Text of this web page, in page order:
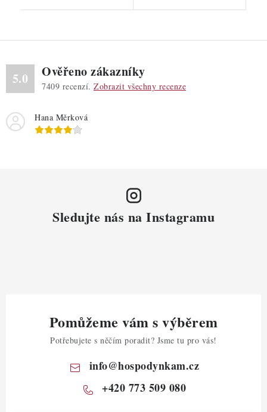
5.0 Ověřeno zákazníky
7409 recenzí. Zobrazit všechny recenze
Hana Měrková
Sledujte nás na Instagramu
Pomůžeme vám s výběrem
Potřebujete s něčím poradit? Jsme tu pro vás!
info@hospodynkam.cz
+420 773 509 080